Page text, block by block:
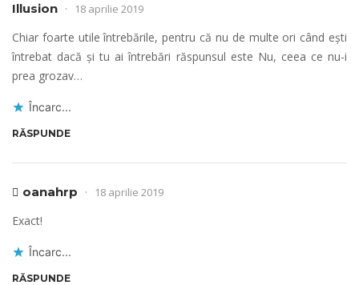
Illusion 18 aprilie 2019
Chiar foarte utile întrebările, pentru că nu de multe ori când ești
întrebat dacă și tu ai întrebări răspunsul este Nu, ceea ce nu-i
prea grozav…
Încarc...
RĂSPUNDE
oanahrp 18 aprilie 2019
Exact!
Încarc...
RĂSPUNDE